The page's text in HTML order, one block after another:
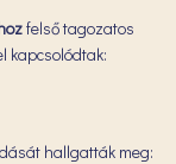
felső tagozatos
kapcsolódtak:
hallgatták meg: